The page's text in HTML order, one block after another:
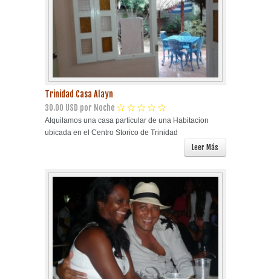
Varadero
Cienfuegos
Trinidad
Otras Ciudades
Otros Servicios
Trinidad Casa Alayn
30.00 USD por Noche
Alquilamos una casa particular de una Habitacion
ubicada en el Centro Storico de Trinidad
Leer Más